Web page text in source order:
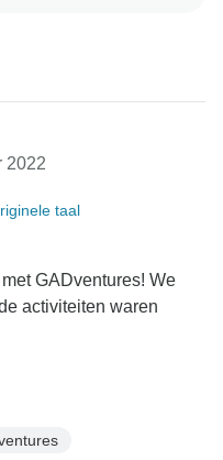
2022
taal
GADventures! We
activiteiten waren